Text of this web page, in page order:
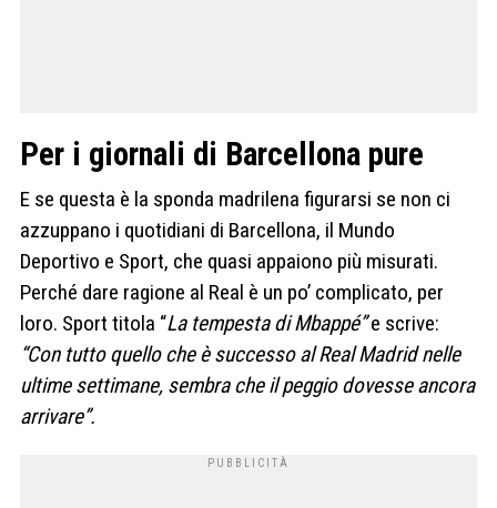
Per i giornali di Barcellona pure
E se questa è la sponda madrilena figurarsi se non ci
azzuppano i quotidiani di Barcellona, il ​​Mundo
Deportivo e Sport, che quasi appaiono più misurati.
Perché dare ragione al Real è un po’ complicato, per
loro. Sport titola “La tempesta di Mbappé”e scrive:
“Con tutto quello che è successo al Real Madrid nelle
ultime settimane, sembra che il peggio dovesse ancora
arrivare”.